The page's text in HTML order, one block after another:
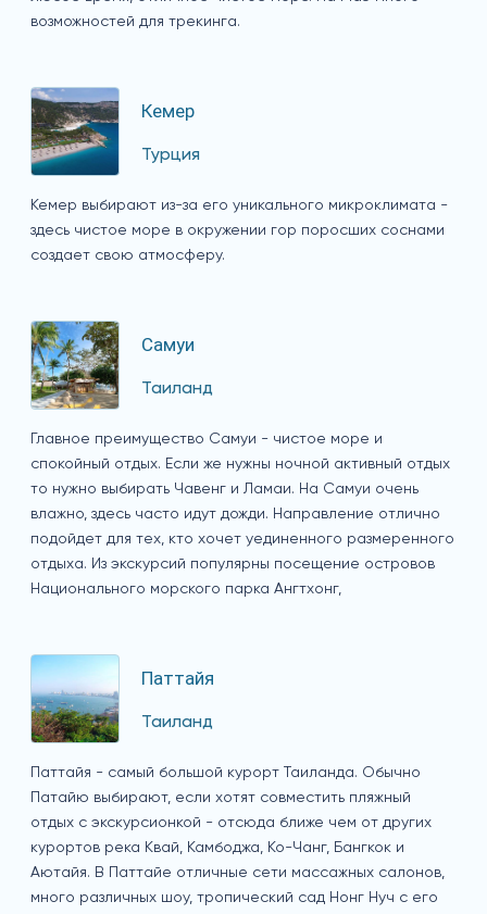
возможностей для трекинга.
Кемер
Турция
Кемер выбирают из-за его уникального микроклимата -
здесь чистое море в окружении гор поросших соснами
создает свою атмосферу.
Самуи
Таиланд
Главное преимущество Самуи - чистое море и
спокойный отдых. Если же нужны ночной активный отдых
то нужно выбирать Чавенг и Ламаи. На Самуи очень
влажно, здесь часто идут дожди. Направление отлично
подойдет для тех, кто хочет уединенного размеренного
отдыха. Из экскурсий популярны посещение островов
Национального морского парка Ангтхонг,
Паттайя
Таиланд
Паттайя - самый большой курорт Таиланда. Обычно
Патайю выбирают, если хотят совместить пляжный
отдых с экскурсионкой - отсюда ближе чем от других
курортов река Квай, Камбоджа, Ко-Чанг, Бангкок и
Аютайя. В Паттайе отличные сети массажных салонов,
много различных шоу, тропический сад Нонг Нуч с его